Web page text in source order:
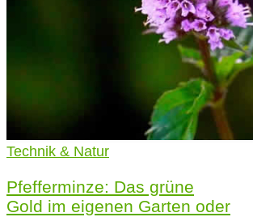
Technik & Natur
Pfefferminze: Das grüne
Gold im eigenen Garten oder